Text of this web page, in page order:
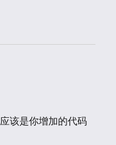
该是你增加的代码